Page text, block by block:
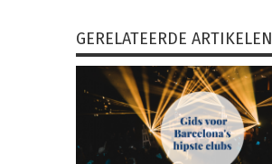
GERELATEERDE ARTIKELEN